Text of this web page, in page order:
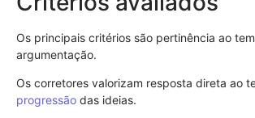
Os principais critérios são pertinência ao
argumentação.
Os corretores valorizam resposta direta ao
progressão das ideias.